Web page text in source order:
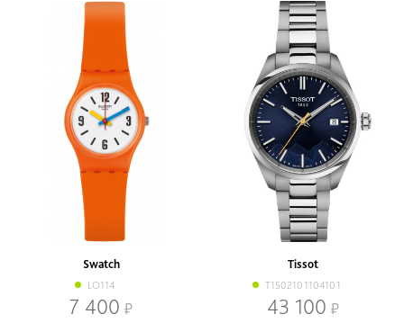
Swatch
LO114
7 400
Tissot
T1502101104101
43 100